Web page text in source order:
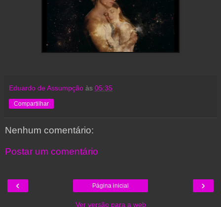
Eduardo de Assumpção às 05:35
Compartilhar
Nenhum comentário:
Postar um comentário
‹ ›
Página inicial
Ver versão para a web